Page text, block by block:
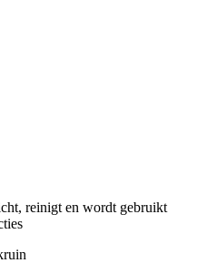
reinigt en wordt gebruikt